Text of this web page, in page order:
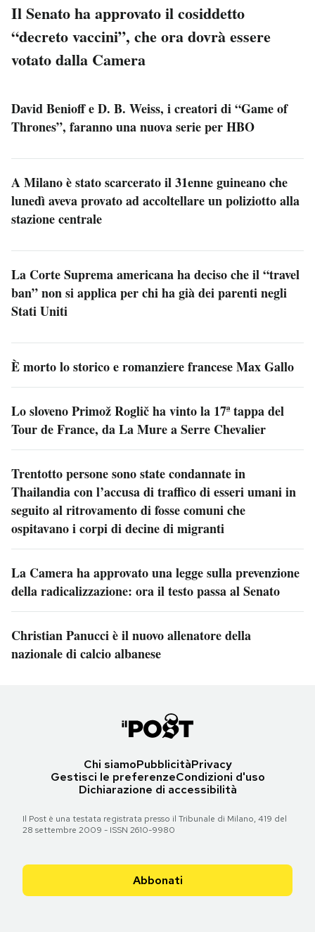
Il Senato ha approvato il cosiddetto
“decreto vaccini”, che ora dovrà essere
votato dalla Camera
David Benioff e D. B. Weiss, i creatori di “Game of
Thrones”, faranno una nuova serie per HBO
A Milano è stato scarcerato il 31enne guineano che
lunedì aveva provato ad accoltellare un poliziotto alla
stazione centrale
La Corte Suprema americana ha deciso che il “travel
ban” non si applica per chi ha già dei parenti negli
Stati Uniti
È morto lo storico e romanziere francese Max Gallo
Lo sloveno Primož Roglič ha vinto la 17ª tappa del
Tour de France, da La Mure a Serre Chevalier
Trentotto persone sono state condannate in
Thailandia con l’accusa di traffico di esseri umani in
seguito al ritrovamento di fosse comuni che
ospitavano i corpi di decine di migranti
La Camera ha approvato una legge sulla prevenzione
della radicalizzazione: ora il testo passa al Senato
Christian Panucci è il nuovo allenatore della
nazionale di calcio albanese
Chi siamoPubblicitàPrivacy
Gestisci le preferenzeCondizioni d'uso
Dichiarazione di accessibilità
Il Post è una testata registrata presso il Tribunale di Milano, 419 del
28 settembre 2009 - ISSN 2610-9980
Abbonati